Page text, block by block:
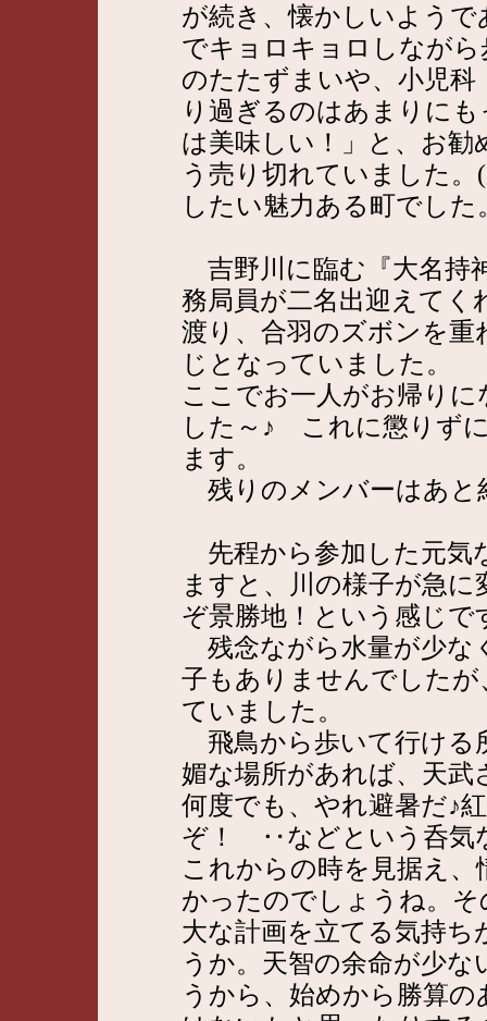
が続き、懐かしいよう
でキョロキョロしなが
のたたずまいや、小児
り過ぎるのはあまりに
は美味しい！」と、お
う売り切れていました
したい魅力ある町でした
吉野川に臨む『大名持
務局員が二名出迎えて
渡り、合羽のズボンを
じとなっていました。
ここでお一人がお帰り
した～♪ これに懲りず
ます。
残りのメンバーはあと
先程から参加した元気
ますと、川の様子が急
ぞ景勝地！という感じで
残念ながら水量が少な
子もありませんでした
ていました。
飛鳥から歩いて行ける
媚な場所があれば、天
何度でも、やれ避暑だ♪
ぞ！ ‥などという呑気
これからの時を見据え
かったのでしょうね。
大な計画を立てる気持
うか。天智の余命が少
うから、始めから勝算